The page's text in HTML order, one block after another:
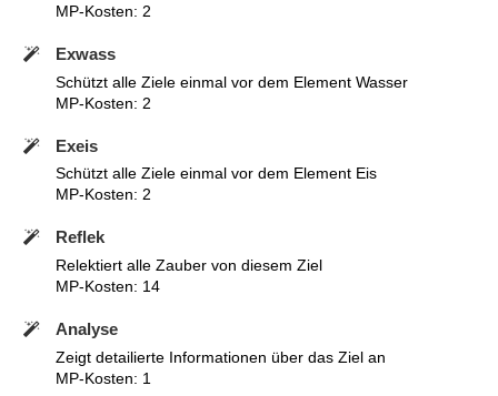
MP-Kosten: 2
Exwass
Schützt alle Ziele einmal vor dem Element Wasser
MP-Kosten: 2
Exeis
Schützt alle Ziele einmal vor dem Element Eis
MP-Kosten: 2
Reflek
Relektiert alle Zauber von diesem Ziel
MP-Kosten: 14
Analyse
Zeigt detailierte Informationen über das Ziel an
MP-Kosten: 1